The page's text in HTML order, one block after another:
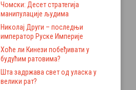
Чомски: Десет стратегија
манипулације људима
Николај Други – последњи
император Руске Империје
Хоће ли Кинези побеђивати у
будућим ратовима?
Шта задржава свет од уласка у
велики рат?